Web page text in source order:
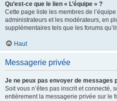
Qu’est-ce que le lien « L’équipe » ?
Cette page liste les membres de
administrateurs et les modérateurs, en
supplémentaires tels que les forums
Haut
Messagerie privée
Je ne peux pas envoyer de messages
Soit vous n’êtes pas inscrit et connecté,
entièrement la messagerie privée sur le